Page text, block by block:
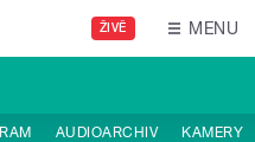
ŽIVĚ MENU
AUDIOARCHIV KAMERY